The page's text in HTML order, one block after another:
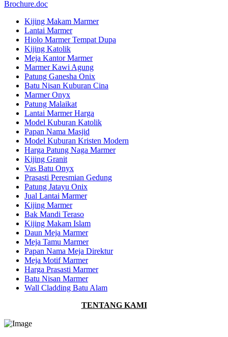
Brochure.doc
Kijing Makam Marmer
Lantai Marmer
Hiolo Marmer Tempat Dupa
Kijing Katolik
Meja Kantor Marmer
Marmer Kawi Agung
Patung Ganesha Onix
Batu Nisan Kuburan Cina
Marmer Onyx
Patung Malaikat
Lantai Marmer Harga
Model Kuburan Katolik
Papan Nama Masjid
Model Kuburan Kristen Modern
Harga Patung Naga Marmer
Kijing Granit
Vas Batu Onyx
Prasasti Peresmian Gedung
Patung Jatayu Onix
Jual Lantai Marmer
Kijing Marmer
Bak Mandi Teraso
Kijing Makam Islam
Daun Meja Marmer
Meja Tamu Marmer
Papan Nama Meja Direktur
Meja Motif Marmer
Harga Prasasti Marmer
Batu Nisan Marmer
Wall Cladding Batu Alam
TENTANG KAMI